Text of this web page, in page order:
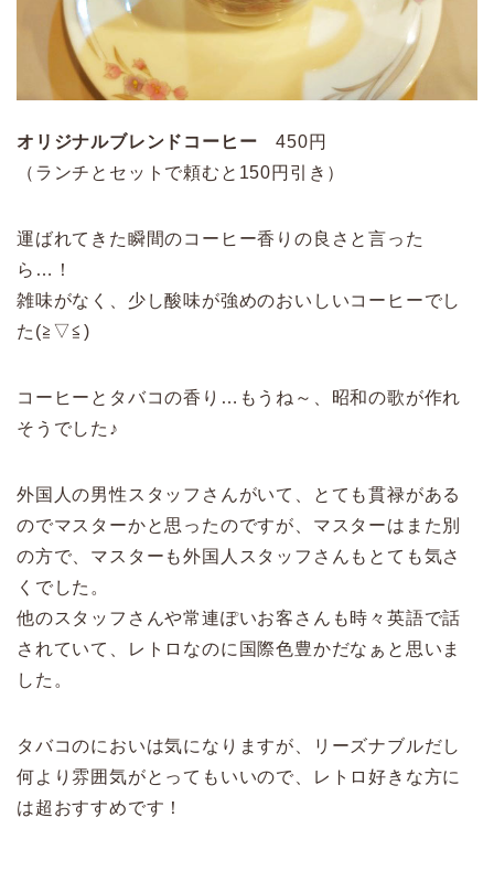
オリジナルブレンドコーヒー 450円
（ランチとセットで頼むと150円引き）
運ばれてきた瞬間のコーヒー香りの良さと言った
ら…！
雑味がなく、少し酸味が強めのおいしいコーヒーでし
た(≧▽≦)
コーヒーとタバコの香り…もうね～、昭和の歌が作れ
そうでした♪
外国人の男性スタッフさんがいて、とても貫禄がある
のでマスターかと思ったのですが、マスターはまた別
の方で、マスターも外国人スタッフさんもとても気さ
くでした。
他のスタッフさんや常連ぽいお客さんも時々英語で話
されていて、レトロなのに 国際色豊かだなぁと思いま
した。
タバコのにおいは気になりますが、リーズナブルだし
何より雰囲気がとってもいいので、レトロ好きな方に
は超おすすめです！